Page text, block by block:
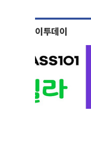
이투데이